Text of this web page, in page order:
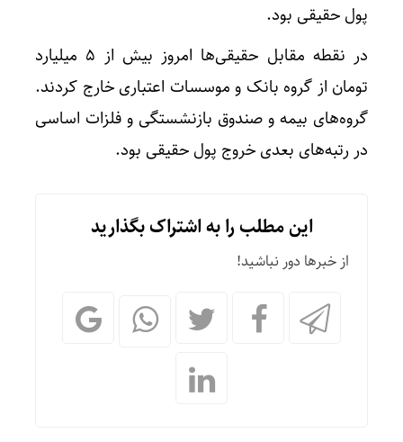
پول حقیقی بود.
در نقطه مقابل حقیقی‌ها امروز بیش از ۵ میلیارد
تومان از گروه بانک و موسسات اعتباری خارج کردند.
گروه‌های بیمه و صندوق بازنشستگی و فلزات اساسی
در رتبه‌های بعدی خروج پول حقیقی بود.
این مطلب را به اشتراک بگذارید
از خبرها دور نباشید!